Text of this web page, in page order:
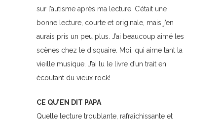
sur l’autisme après ma lecture. C’était une
bonne lecture, courte et originale, mais j’en
aurais pris un peu plus. J’ai beaucoup aimé les
scènes chez le disquaire. Moi, qui aime tant la
vieille musique. J’ai lu le livre d’un trait en
écoutant du vieux rock!
CE QU’EN DIT PAPA
Quelle lecture troublante, rafraîchissante et